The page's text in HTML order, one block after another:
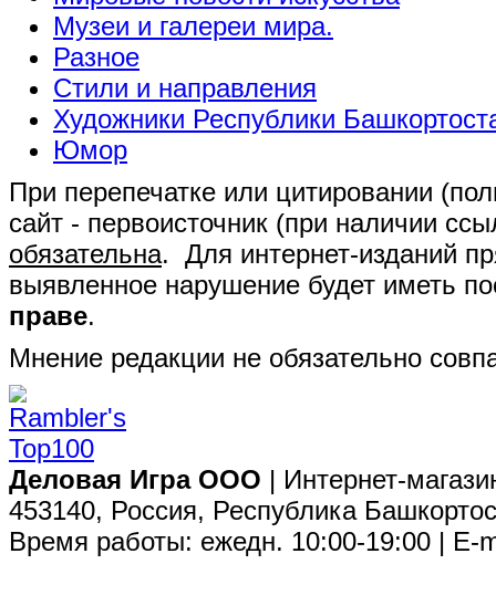
Музеи и галереи мира.
Разное
Стили и направления
Художники Республики
Юмор
При перепечатке или цитировании
сайт - первоисточник (при наличии
обязательна. Для интернет-изданий
выявленное нарушение будет иметь
праве.
Мнение редакции не обязательно
Деловая Игра ООО | Интернет-
453140, Россия, Республика
Время работы: ежедн. 10:00-19:00 | E-